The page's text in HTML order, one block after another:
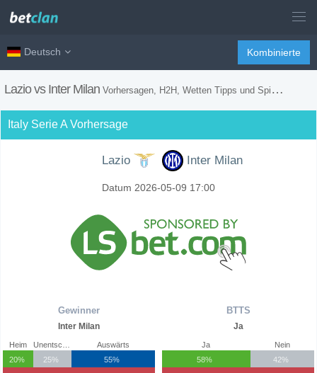
Deutsch Kombinierte
Lazio vs Inter Milan Vorhersagen, H2H, Wetten Tipps und Spiel Vorschau
Italy Serie A Vorhersage
Lazio Inter Milan
Datum 2026-05-09 17:00
Gewinner
Inter Milan
Heim
20%
25%
Auswärts
55%
BTTS
Ja
Ja
58%
Nein
42%